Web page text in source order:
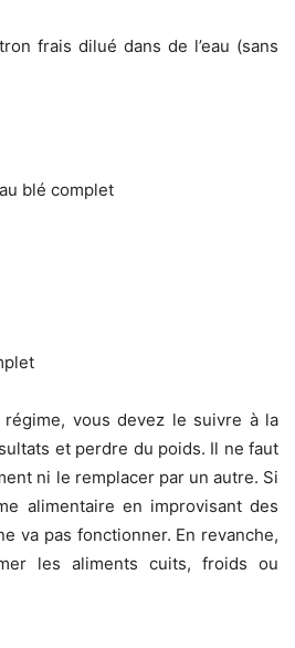
frais dilué dans de l’eau (sans
blé complet
vous devez le suivre à la
et perdre du poids. Il ne faut
ni le remplacer par un autre. Si
alimentaire en improvisant des
va pas fonctionner. En revanche,
les aliments cuits, froids ou